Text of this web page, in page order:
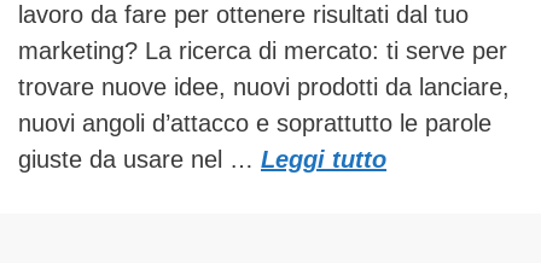
lavoro da fare per ottenere risultati dal tuo
marketing? La ricerca di mercato: ti serve per
trovare nuove idee, nuovi prodotti da lanciare,
nuovi angoli d’attacco e soprattutto le parole
giuste da usare nel … Leggi tutto